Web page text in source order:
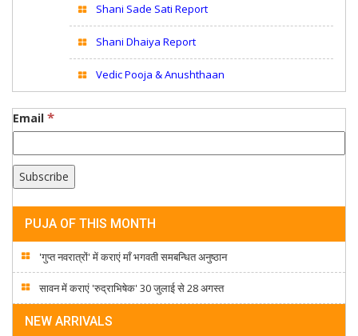
Shani Sade Sati Report
Shani Dhaiya Report
Vedic Pooja & Anushthaan
Email *
PUJA OF THIS MONTH
'गुप्त नवरात्रों' में कराएं माँ भगवती समबन्धित अनुष्ठान
सावन में कराएं 'रुद्राभिषेक' 30 जुलाई से 28 अगस्त
NEW ARRIVALS